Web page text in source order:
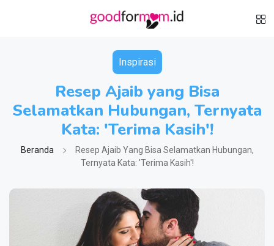
Inspirasi
Resep Ajaib yang Bisa
Selamatkan Hubungan, Ternyata
Kata: 'Terima Kasih'!
Beranda
Resep Ajaib Yang Bisa Selamatkan Hubungan,
Ternyata Kata: 'Terima Kasih'!